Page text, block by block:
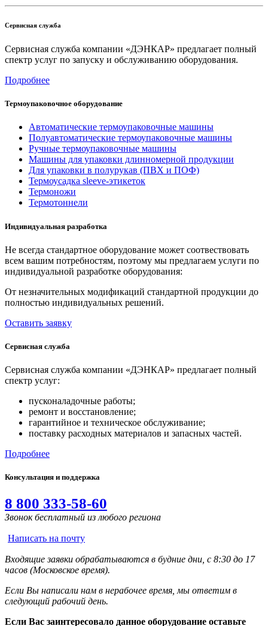
Сервисная служба
Сервисная служба компании «ДЭНКАР» предлагает полный
спектр услуг по запуску и обслуживанию оборудования.
Подробнее
Термоупаковочное оборудование
Автоматические термоупаковочные машины
Полуавтоматические термоупаковочные машины
Ручные термоупаковочные машины
Машины для упаковки длинномерной продукции
Для упаковки в полурукав (ПВХ и ПОФ)
Термоусадка sleeve-этикеток
Термоножи
Термотоннели
Индивидуальная разработка
Не всегда стандартное оборудование может соотвествовать
всем вашим потребностям, поэтому мы предлагаем услуги по
индивидуальной разработке оборудования:
От незначительных модификаций стандартной продукции до
полностью индивидуальных решений.
Оставить заявку
Сервисная служба
Сервисная служба компании «ДЭНКАР» предлагает полный
спектр услуг:
пусконаладочные работы;
ремонт и восстановление;
гарантийное и техническое обслуживание;
поставку расходных материалов и запасных частей.
Подробнее
Консультация и поддержка
8 800 333-58-60
Звонок бесплатный из любого региона
Написать на почту
Входящие заявки обрабатываются в будние дни, с 8:30 до 17
часов (Московское время).
Если Вы написали нам в нерабочее время, мы ответим в
следующий рабочий день.
Если Вас заинтересовало данное оборудование оставьте